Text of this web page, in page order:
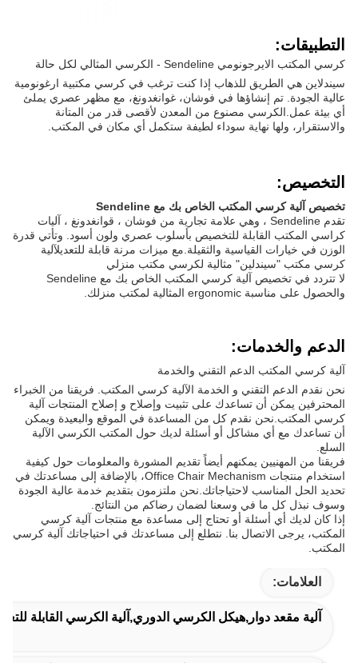
التطبيقات:
كرسي المكتب الايرجونومي Sendeline - الكرسي المثالي لكل حالة
سيندلاين هي الطريق للذهاب إذا كنت ترغب في كرسي مكتبية ارغونومية
عالية الجودة. تم إنشاؤها في فوشان، غوانغدونغ، مع مظهر عصري يملئ
أي بيئة عمل.الكرسي مصنوع من المعدن لأقصى قدر من المتانة
والاستقرار، ولها نهاية سوداء لطيفة ستكمل أي مكان في المكتب.
التخصيص:
تخصيص آلية كرسي المكتب الخاص بك مع Sendeline
تقدم Sendeline ، وهي علامة تجارية من فوشان ، قوانغدونغ ، آليات
كراسي المكتب القابلة للتخصيص بأسلوب عصري ولون أسود. وتأتي قدرة
الوزن في خيارات القياسية والثقيلة.مع ميزات مرنة قابلة للتعديلآلية
كرسي مكتب "سيندلين" مثالية لكرسي مكتب منزلي
لا تتردد في تخصيص آلية كرسي المكتب الخاص بك مع Sendeline
والحصول على مناسبة ergonomic المثالية لمكتب منزلك.
الدعم والخدمات:
آلية كرسي المكتب الدعم التقني والخدمة
نحن نقدم الدعم التقني و الخدمة الآلية كرسي المكتب. فريقنا من الخبراء
المحترفين يمكن أن تساعدك على تثبيت وإصلاح و إصلاح المنتجات آلية
كرسي المكتب.نحن نقدم كل من المساعدة في الموقع والبعيدة ويمكن
أن تساعدك مع أي مشاكل أو أسئلة لديك حول المكتب الكرسي الآلية
السلع.
فريقنا من المهنيين يمكنهم أيضاً تقديم المشورة والمعلومات حول كيفية
استخدام منتجات Office Chair Mechanism، بالإضافة إلى مساعدتك في
تحديد الحل المناسب لاحتياجاتك.نحن ملتزمون بتقديم خدمة عالية الجودة
وسوف نبذل كل ما في وسعنا لضمان رضاكم من النتائج.
إذا كان لديك أي أسئلة أو تحتاج إلى مساعدة مع منتجات آلية كرسي
المكتب، يرجى الاتصال بنا. نتطلع إلى مساعدتك في احتياجاتك آلية كرسي
المكتب.
العلامات:
آلية مقعد دوار,هيكل الكرسي الدوري,آلية الكرسي القابلة